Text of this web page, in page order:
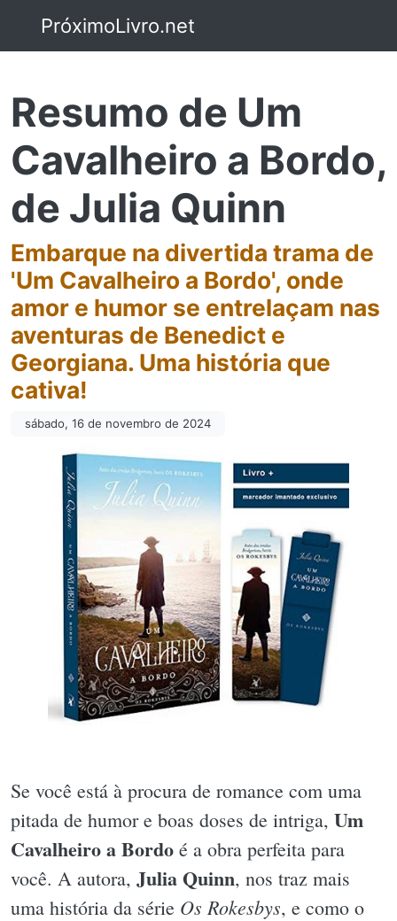
PróximoLivro.net
Resumo de Um
Cavalheiro a Bordo,
de Julia Quinn
Embarque na divertida trama de
'Um Cavalheiro a Bordo', onde
amor e humor se entrelaçam nas
aventuras de Benedict e
Georgiana. Uma história que
cativa!
sábado, 16 de novembro de 2024
Se você está à procura de romance com uma
pitada de humor e boas doses de intriga, Um
Cavalheiro a Bordo é a obra perfeita para
você. A autora, Julia Quinn, nos traz mais
uma história da série Os Rokesbys, e como o